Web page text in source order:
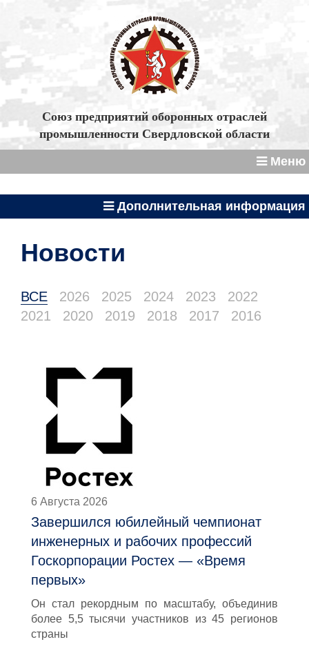
Союз предприятий оборонных отраслей
промышленности Свердловской области
Меню
Дополнительная информация
Новости
ВСЕ 2026 2025 2024 2023
2022
2021
2020 2019 2018 2017 2016
6 Августа 2026
Завершился юбилейный чемпионат
инженерных и рабочих профессий
Госкорпорации Ростех — «Время
первых»
Он стал рекордным по масштабу, объединив
более 5,5 тысячи участников из 45 регионов
страны